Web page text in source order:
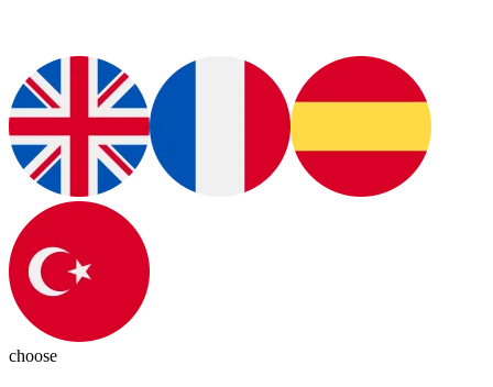
choose